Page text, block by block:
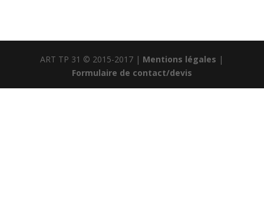
ART TP 31 © 2015-2017 | Mentions légales |
Formulaire de contact/devis